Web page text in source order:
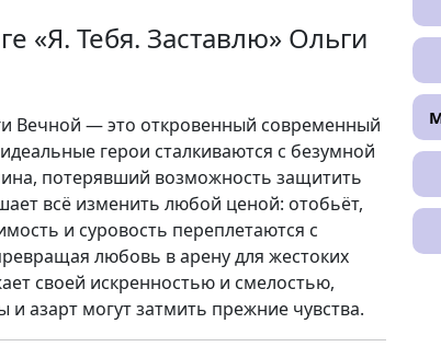
«Я. Тебя. Заставлю» Ольги
Вечной — это откровенный современный
герои сталкиваются с безумной
потерявший возможность защитить
всё изменить любой ценой: отобьёт,
и суровость переплетаются с
любовь в арену для жестоких
своей искренностью и смелостью,
и азарт могут затмить прежние чувства.